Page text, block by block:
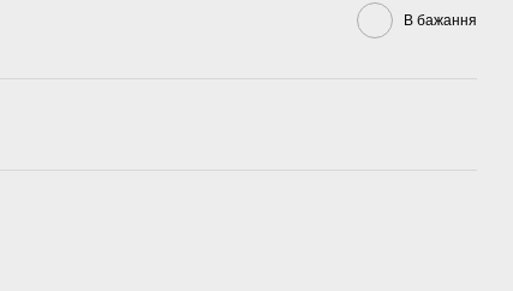
В бажання